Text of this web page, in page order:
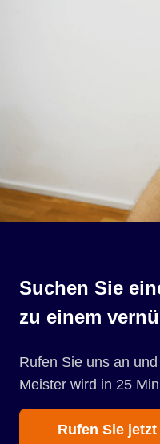
Suchen Sie
zu einem
Rufen Sie uns an
Meister wird in 25
Rufen Sie jetzt